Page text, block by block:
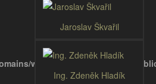
wellnessgastronomie.eu/
Jaroslav Škvařil
Ing. Zdeněk Hladík